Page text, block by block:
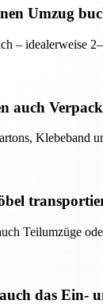
Umzug
– idealerweise
auch
Klebeband
Teilumzüge
das Ein-